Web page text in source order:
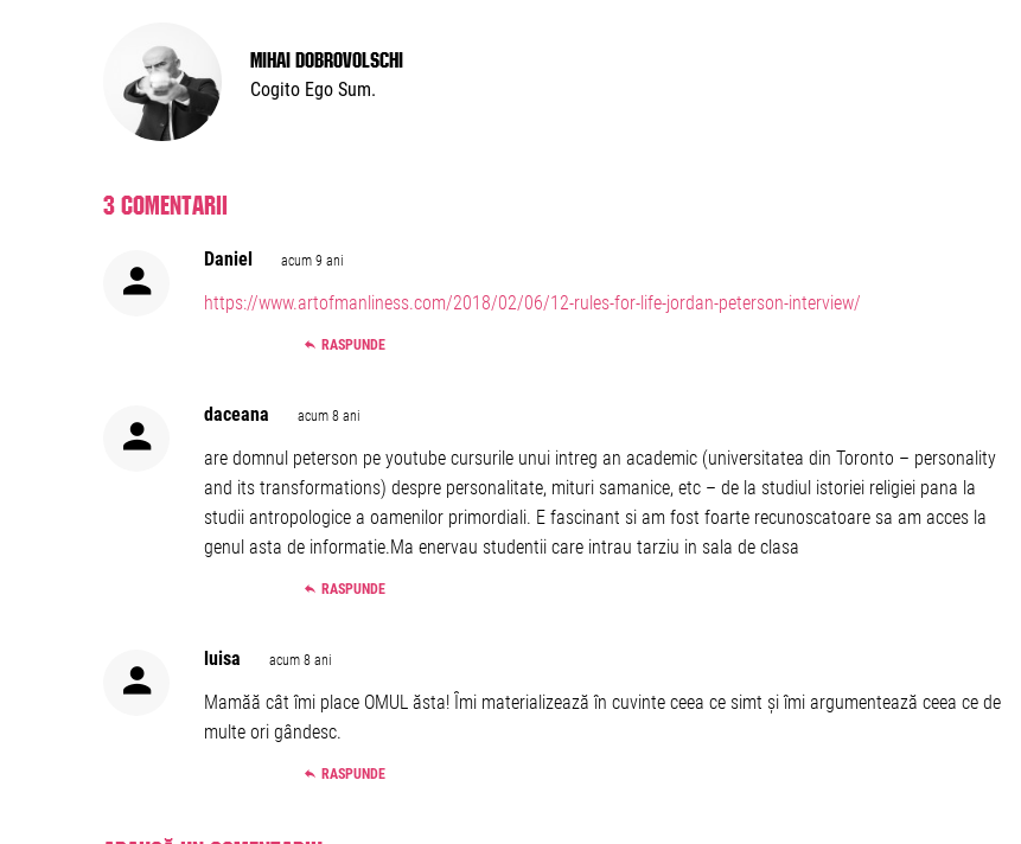
Mihai Dobrovolschi
Cogito Ego Sum.
3 comentarii
Daniel acum 9 ani
https://www.artofmanliness.com/2018/02/06/12-rules-for-life-jordan-peterson-interview/
RASPUNDE
daceana acum 8 ani
are domnul peterson pe youtube cursurile unui intreg an academic (universitatea din Toronto – personality
and its transformations) despre personalitate, mituri samanice, etc – de la studiul istoriei religiei pana la
studii antropologice a oamenilor primordiali. E fascinant si am fost foarte recunoscatoare sa am acces la
genul asta de informatie.Ma enervau studentii care intrau tarziu in sala de clasa
RASPUNDE
luisa acum 8 ani
Mamăă cât îmi place OMUL ăsta! Îmi materializează în cuvinte ceea ce simt și îmi argumentează ceea ce de
multe ori gândesc.
RASPUNDE